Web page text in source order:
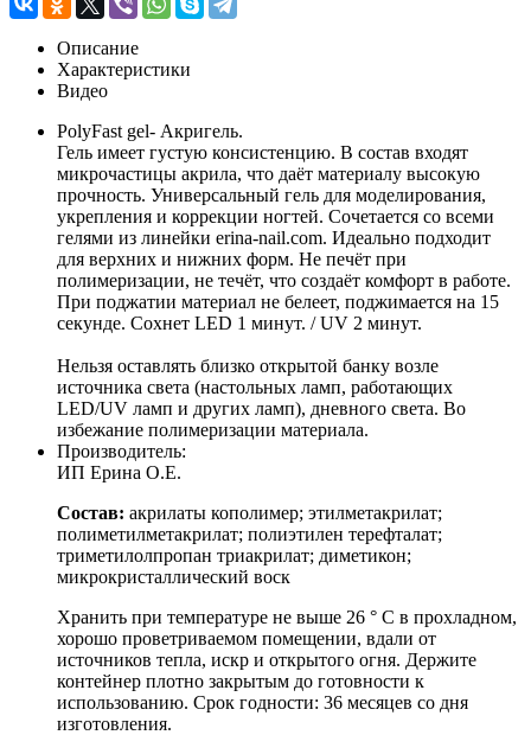
Описание
Характеристики
Видео
PolyFast gel- Акригель.
Гель имеет густую консистенцию. В состав входят
микрочастицы акрила, что даёт материалу высокую
прочность. Универсальный гель для моделирования,
укрепления и коррекции ногтей. Сочетается со всеми
гелями из линейки erina-nail.com. Идеально подходит
для верхних и нижних форм. Не печёт при
полимеризации, не течёт, что создаёт комфорт в работе.
При поджатии материал не белеет, поджимается на 15
секунде. Сохнет LED 1 минут. / UV 2 минут.
Нельзя оставлять близко открытой банку возле
источника света (настольных ламп, работающих
LED/UV ламп и других ламп), дневного света. Во
избежание полимеризации материала.
Производитель:
ИП Ерина О.Е.
Состав: акрилаты кополимер; этилметакрилат;
полиметилметакрилат; полиэтилен терефталат;
триметилолпропан триакрилат; диметикон;
микрокристаллический воск
Хранить при температуре не выше 26 ° C в прохладном,
хорошо проветриваемом помещении, вдали от
источников тепла, искр и открытого огня. Держите
контейнер плотно закрытым до готовности к
использованию. Срок годности: 36 месяцев со дня
изготовления.